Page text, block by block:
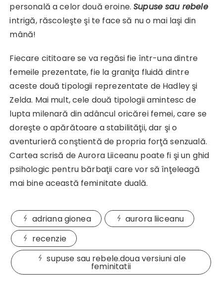
personală a celor două eroine.Supuse sau rebele
intrigă, răscoleşte şi te face să nu o mai laşi din
mână!
Fiecare cititoare se va regăsi fie într-una dintre
femeile prezentate, fie la graniţa fluidă dintre
aceste două tipologii reprezentate de Hadley şi
Zelda. Mai mult, cele două tipologii amintesc de
lupta milenară din adâncul oricărei femei, care se
doreşte o apărătoare a stabilităţii, dar şi o
aventurieră conştientă de propria forţă senzuală.
Cartea scrisă de Aurora Liiceanu poate fi şi un ghid
psihologic pentru bărbaţii care vor să înţeleagă
mai bine această feminitate duală.
adriana gionea
aurora liiceanu
recenzie
supuse sau rebele.doua versiuni ale
feminitatii